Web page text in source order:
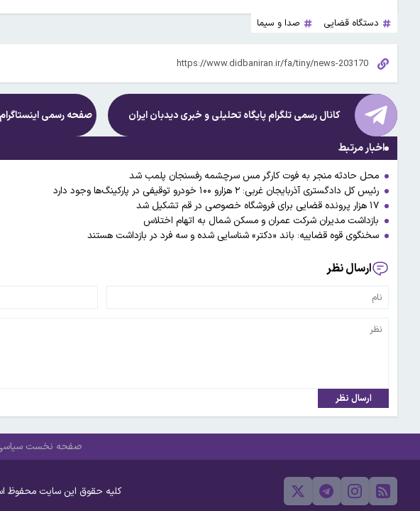
دستگاه قضایی صدا و سيما
کانال رسمی تلگرام پایگاه تحلیلی و خبریدیدبان ایران صفحه رسمی
اخبار مرتبط
محل حادثه منجر به فوت کارگر مس سرچشمه رفسنجان پلمب شد
رئیس کل دادگستری آذربایجان غربی: ۲ هزارو ۱۰۰ خودرو توقیفی در پارکینگ‌ها وجود دارد
بازداشت مدیران شرکت عمران و مسکن شمال به اتهام اختلاس
سخنگوی قوه قضاییه: باند «دکتر» شناسایی شده و سه فرد در بازداشت هستند
ارسال نظر
ارسال نظر
صفحه نخست
کلیه حقوق این سایت محفوظ